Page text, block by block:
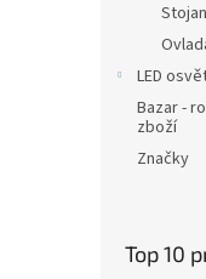
LED
Bazar -
zboží
Značky
Top 10